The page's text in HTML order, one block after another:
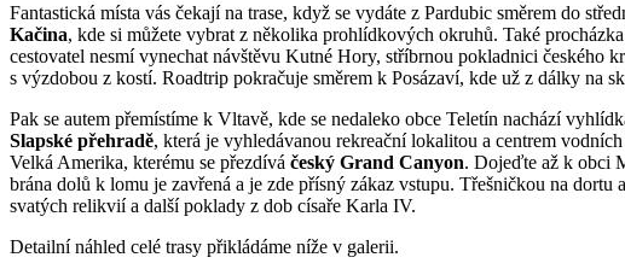
Fantastická místa vás čekají na trase, když se vydáte z Pardubic směrem do
Kačina, kde si můžete vybrat z několika prohlídkových okruhů. Také
cestovatel nesmí vynechat návštěvu Kutné Hory, stříbrnou pokladnici českého
s výzdobou z kostí. Roadtrip pokračuje směrem k Posázaví, kde už z dálky na
Pak se autem přemístíme k Vltavě, kde se nedaleko obce Teletín nachází
Slapské přehradě, která je vyhledávanou rekreační lokalitou a centrem
Velká Amerika, kterému se přezdívá český Grand Canyon. Dojeďte až k obci
brána dolů k lomu je zavřená a je zde přísný zákaz vstupu. Třešničkou na dortu
svatých relikvií a další poklady z dob císaře Karla IV.
Detailní náhled celé trasy přikládáme níže v galerii.